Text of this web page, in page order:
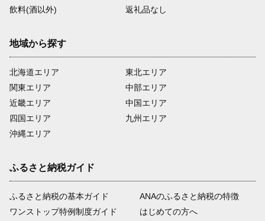
飲料(酒以外)
返礼品なし
地域から探す
北海道エリア
関東エリア
近畿エリア
四国エリア
沖縄エリア
東北エリア
中部エリア
中国エリア
九州エリア
ふるさと納税ガイド
ふるさと納税の基本ガイド
ワンストップ特例制度ガイド
ANAのふるさと納税の特徴
はじめての方へ